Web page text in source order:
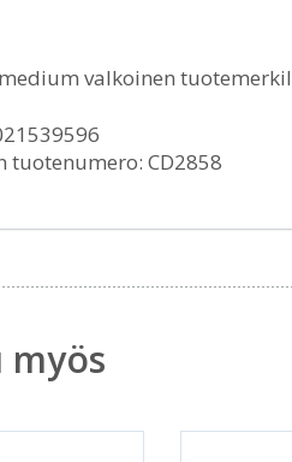
valkoinen
tuotenumero: CD2858